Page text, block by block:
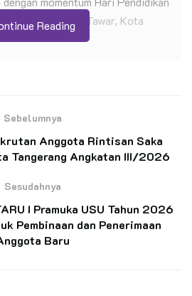
UNP Air Tawar, Kota
di Sumatera Barat. Para peserta
tinggi serta semangat kompetitif
berlangsung, didukung oleh
yang turut
Reading
Sebelumnya
Anggota Rintisan Saka
Tangerang Angkatan III/2026
Sesudahnya
I Pramuka USU Tahun 2026
Pembinaan dan Penerimaan
Baru